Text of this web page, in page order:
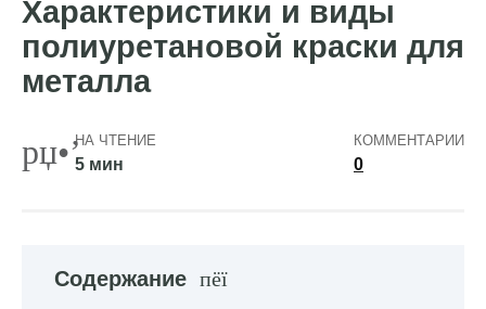
Характеристики и виды
полиуретановой краски для
металла
НА ЧТЕНИЕ
5 мин
КОММЕНТАРИИ
0
Содержание